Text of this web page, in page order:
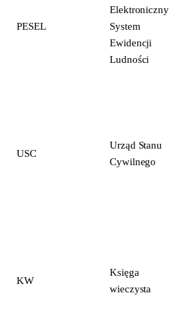
PESEL
Elektroniczny
System
Ewidencji
Ludności
USC
Urząd Stanu
Cywilnego
KW
Księga
wieczysta